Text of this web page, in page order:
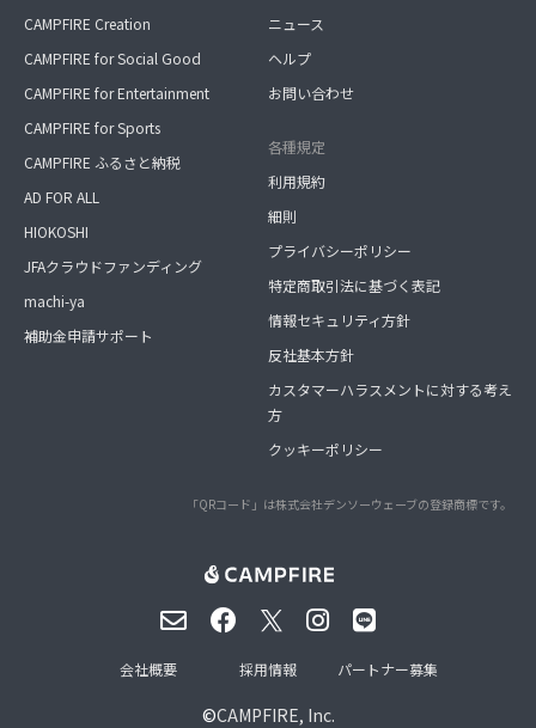
CAMPFIRE Creation
CAMPFIRE for Social Good
CAMPFIRE for Entertainment
CAMPFIRE for Sports
CAMPFIRE ふるさと納税
AD FOR ALL
HIOKOSHI
JFAクラウドファンディング
machi-ya
補助金申請サポート
ニュース
ヘルプ
お問い合わせ
各種規定
利用規約
細則
プライバシーポリシー
特定商取引法に基づく表記
情報セキュリティ方針
反社基本方針
カスタマーハラスメントに対する考え
方
クッキーポリシー
「QRコード」は株式会社デンソーウェーブの登録商標です。
©CAMPFIRE, Inc.
会社概要 採用情報 パートナー募集